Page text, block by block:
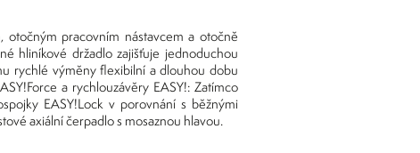
pracovním nástavcem a otočně
hliníkové držadlo zajišťuje jednoduchou
rychlé výměny flexibilní a dlouhou dobu
a rychlouzávěry EASY!: Zatímco
EASY!Lock v porovnání s běžnými
axiální čerpadlo s mosaznou hlavou.